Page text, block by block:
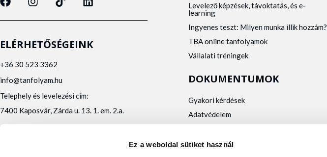
Ez a weboldal sütiket használ
ELÉRHETŐSÉGEINK
+36 30 523 3362
info@tanfolyam.hu
Telephely és levelezési cím:
7400 Kaposvár, Zárda u. 13. 1. em. 2.a.
Levelező képzések, távoktatás, és e-
learning
Ingyenes teszt: Milyen munka illik hozzám?
TBA online tanfolyamok
Vállalati tréningek
DOKUMENTUMOK
Gyakori kérdések
Adatvédelem
Orvosi alkalmassági